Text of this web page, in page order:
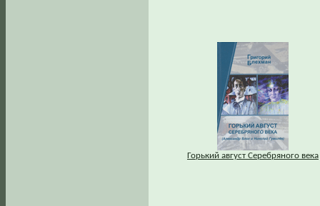
Горький август Серебряного века